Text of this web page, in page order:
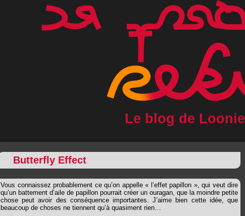
Le blog de Loonie
Butterfly Effect
Vous connaissez probablement ce qu’on appelle « l’effet papillon », qui veut dire
qu’un battement d’aile de papillon pourrait créer un ouragan, que la moindre petite
chose peut avoir des conséquence importantes. J’aime bien cette idée, que
beaucoup de choses ne tiennent qu’à quasiment rien…